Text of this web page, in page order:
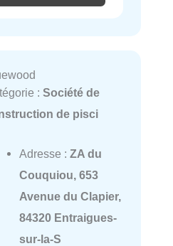
: Société de
de pisci
Adresse : ZA du
Couquiou, 653
Avenue du Clapier,
84320 Entraigues-
sur-la-S